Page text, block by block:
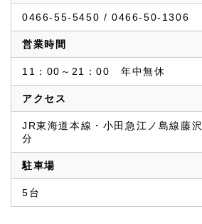
0466-55-5450 / 0466-50-1306
営業時間
11：00～21：00　年中無休
アクセス
JR東海道本線・小田急江ノ島線藤
分
駐車場
5台